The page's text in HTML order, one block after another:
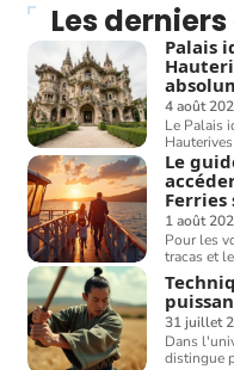
Les
Palais
4 août
Le Palais
Le
Ferries
1 août
Pour les
tracas et
31 juillet
Dans
distingue